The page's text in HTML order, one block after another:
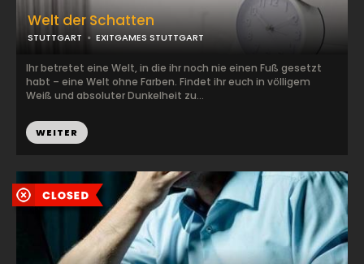
Welt der Schatten
STUTTGART EXITGAMES STUTTGART
Ihr betretet eine Welt, in die ihr noch nie einen Fuß gesetzt
habt – eine Welt ohne Farben. Findet ihr euch in völligem
Weiß und absoluter Dunkelheit zu...
WEITER